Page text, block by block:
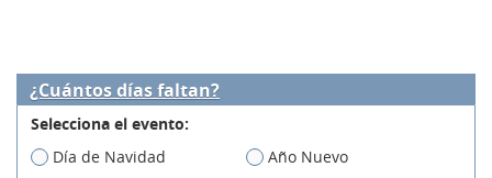
¿Cuántos días faltan?
Selecciona el evento:
Día de Navidad
Año Nuevo